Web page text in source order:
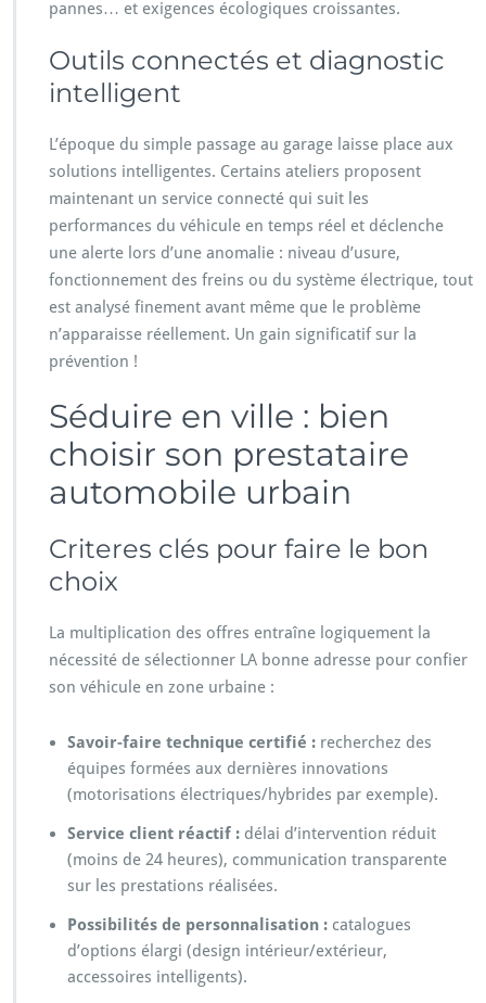
pannes… et exigences écologiques croissantes.
Outils connectés et diagnostic
intelligent
L’époque du simple passage au garage laisse place aux
solutions intelligentes. Certains ateliers proposent
maintenant un service connecté qui suit les
performances du véhicule en temps réel et déclenche
une alerte lors d’une anomalie : niveau d’usure,
fonctionnement des freins ou du système électrique, tout
est analysé finement avant même que le problème
n’apparaisse réellement. Un gain significatif sur la
prévention !
Séduire en ville : bien
choisir son prestataire
automobile urbain
Criteres clés pour faire le bon
choix
La multiplication des offres entraîne logiquement la
nécessité de sélectionner LA bonne adresse pour confier
son véhicule en zone urbaine :
Savoir-faire technique certifié : recherchez des
équipes formées aux dernières innovations
(motorisations électriques/hybrides par exemple).
Service client réactif : délai d’intervention réduit
(moins de 24 heures), communication transparente
sur les prestations réalisées.
Possibilités de personnalisation : catalogues
d’options élargi (design intérieur/extérieur,
accessoires intelligents).